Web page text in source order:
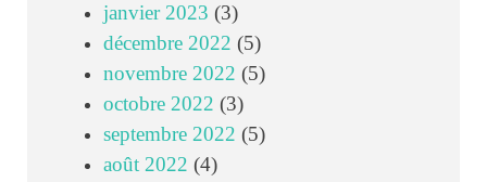
janvier 2023 (3)
décembre 2022 (5)
novembre 2022 (5)
octobre 2022 (3)
septembre 2022 (5)
août 2022 (4)